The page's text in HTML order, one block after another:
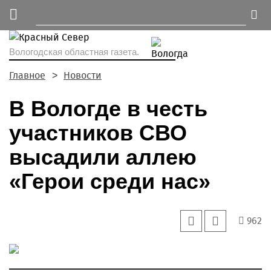
Вологодская областная газета.
Главное Новости
В Вологде в честь
участников СВО
высадили аллею
«Герои среди нас»
962